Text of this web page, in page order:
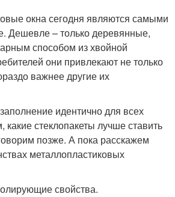
окна сегодня являются самыми
Дешевле – только деревянные,
способом из хвойной
они привлекают не только
важнее другие их
идентично для всех
какие стеклопакеты лучше ставить
позже. А пока расскажем
металлопластиковых
свойства.